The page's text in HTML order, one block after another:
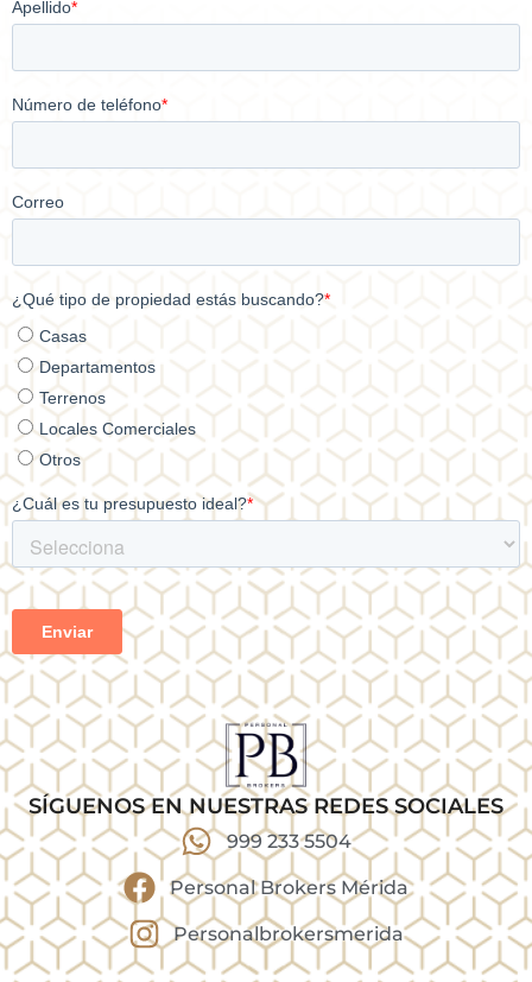
SÍGUENOS EN NUESTRAS REDES SOCIALES
999 233 5504
Personal Brokers Mérida
Personalbrokersmerida